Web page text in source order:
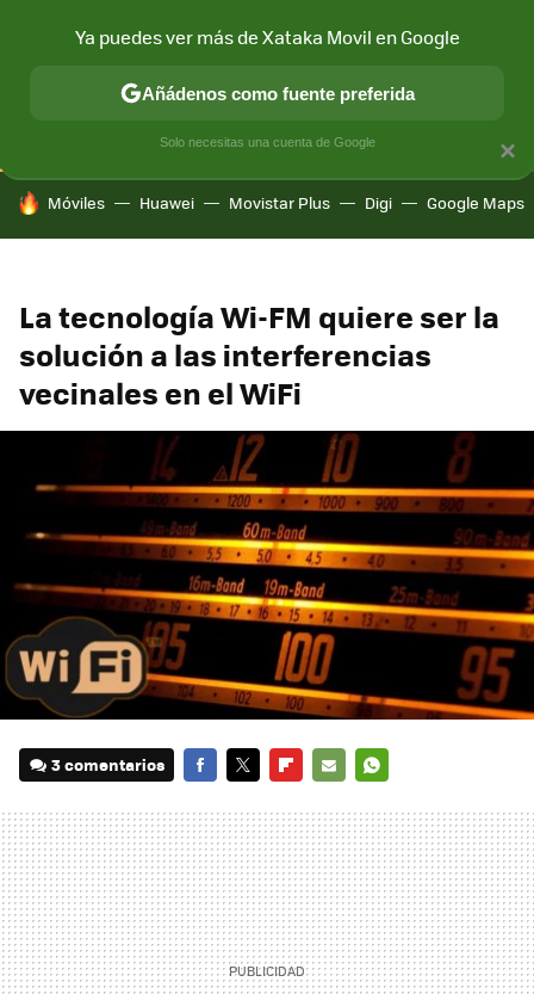
CONECTIVIDAD MÓVIL Y SOCIEDAD APLICACIONES
HOY SE HABLA DE
Móviles Huawei Movistar Plus Digi Google Maps
La tecnología Wi-FM quiere ser la
solución a las interferencias
vecinales en el WiFi
3 comentarios
MAIL
×
Ya puedes ver más de Xataka Movil en Google
Añádenos como fuente preferida
Solo necesitas una cuenta de Google